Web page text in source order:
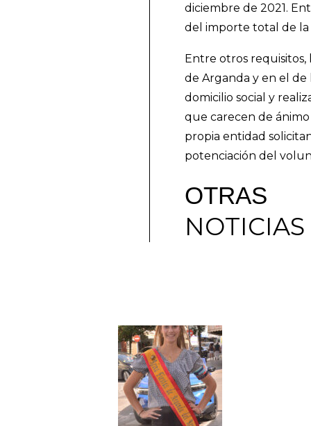
diciembre de 2021.
del importe total de la
Entre otros
de Arganda y en el
domicilio social y
que carecen de
propia entidad
potenciación del
OTRAS
NOTICIAS